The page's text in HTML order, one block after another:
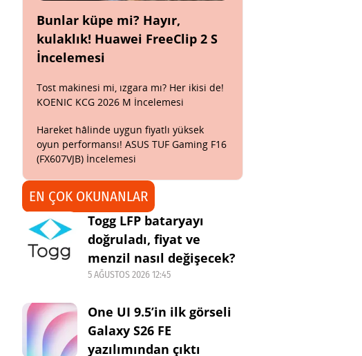
Bunlar küpe mi? Hayır,
kulaklık! Huawei FreeClip 2 S
İncelemesi
Tost makinesi mi, ızgara mı? Her ikisi de!
KOENIC KCG 2026 M İncelemesi
Hareket hâlinde uygun fiyatlı yüksek
oyun performansı! ASUS TUF Gaming F16
(FX607VJB) İncelemesi
EN ÇOK OKUNANLAR
Togg LFP bataryayı
doğruladı, fiyat ve
menzil nasıl değişecek?
5 AĞUSTOS 2026 12:45
One UI 9.5’in ilk görseli
Galaxy S26 FE
yazılımından çıktı